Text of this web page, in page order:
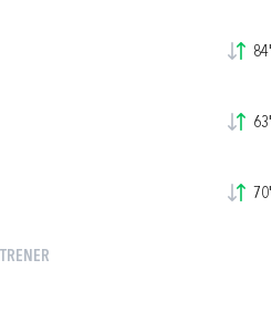
84'
63'
70'
TRENER